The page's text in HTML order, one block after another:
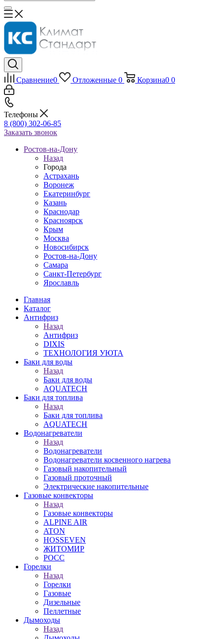
Сравнение0 Отложенные 0 Корзина0 0
Телефоны
8 (800) 302-06-85
Заказать звонок
Ростов-на-Дону
Назад
Города
Астрахань
Воронеж
Екатеринбург
Казань
Краснодар
Красноярск
Крым
Москва
Новосибирск
Ростов-на-Дону
Самара
Санкт-Петербург
Ярославль
Главная
Каталог
Антифриз
Назад
Антифриз
DIXIS
ТЕХНОЛОГИЯ УЮТА
Баки для воды
Назад
Баки для воды
AQUATECH
Баки для топлива
Назад
Баки для топлива
AQUATECH
Водонагреватели
Назад
Водонагреватели
Водонагреватели косвенного нагрева
Газовый накопительный
Газовый проточный
Электрические накопительные
Газовые конвекторы
Назад
Газовые конвекторы
ALPINE AIR
ATON
HOSSEVEN
ЖИТОМИР
РОСС
Горелки
Назад
Горелки
Газовые
Дизельные
Пеллетные
Дымоходы
Назад